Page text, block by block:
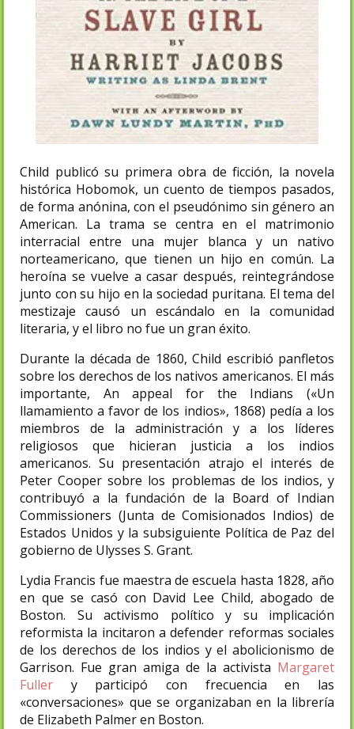
Child publicó su primera obra de ficción, la novela
histórica Hobomok, un cuento de tiempos pasados,
de forma anónina, con el pseudónimo sin género an
American. La trama se centra en el matrimonio
interracial entre una mujer blanca y un nativo
norteamericano, que tienen un hijo en común. La
heroína se vuelve a casar después, reintegrándose
junto con su hijo en la sociedad puritana. El tema del
mestizaje causó un escándalo en la comunidad
literaria, y el libro no fue un gran éxito.
Durante la década de 1860, Child escribió panfletos
sobre los derechos de los nativos americanos. El más
importante, An appeal for the Indians («Un
llamamiento a favor de los indios», 1868) pedía a los
miembros de la administración y a los líderes
religiosos que hicieran justicia a los indios
americanos. Su presentación atrajo el interés de
Peter Cooper sobre los problemas de los indios, y
contribuyó a la fundación de la Board of Indian
Commissioners (Junta de Comisionados Indios) de
Estados Unidos y la subsiguiente Política de Paz del
gobierno de Ulysses S. Grant.
Lydia Francis fue maestra de escuela hasta 1828, año
en que se casó con David Lee Child, abogado de
Boston.​ Su activismo político y su implicación
reformista la incitaron a defender reformas sociales
de los derechos de los indios y el abolicionismo de
Garrison. Fue gran amiga de la activista Margaret
Fuller y participó con frecuencia en las
«conversaciones» que se organizaban en la librería
de Elizabeth Palmer en Boston.